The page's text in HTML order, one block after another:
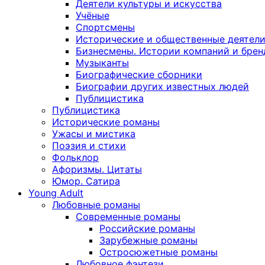
Деятели культуры и искусства
Учёные
Спортсмены
Исторические и общественные деятели
Бизнесмены. Истории компаний и
Музыканты
Биографические сборники
Биографии других известных людей
Публицистика
Публицистика
Исторические романы
Ужасы и мистика
Поэзия и стихи
Фольклор
Афоризмы. Цитаты
Юмор. Сатира
Young Adult
Любовные романы
Современные романы
Российские романы
Зарубежные романы
Остросюжетные романы